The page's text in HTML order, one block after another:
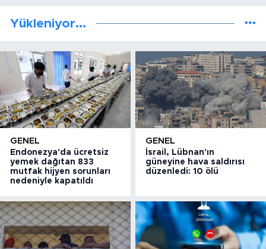
Yükleniyor...
GENEL
Endonezya'da ücretsiz
yemek dağıtan 833
mutfak hijyen sorunları
nedeniyle kapatıldı
GENEL
İsrail, Lübnan'ın
güneyine hava saldırısı
düzenledi: 10 ölü